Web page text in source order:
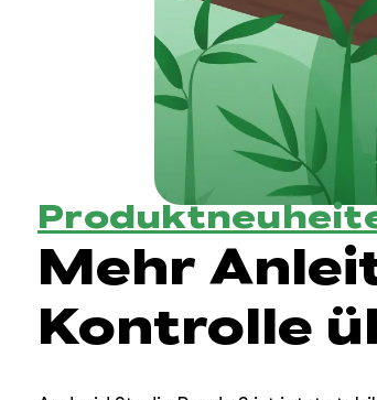
Mehr
Kontrolle